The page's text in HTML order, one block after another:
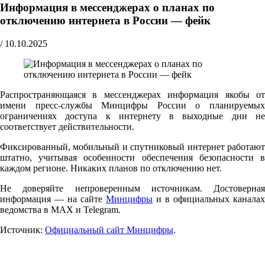
Информация в мессенджерах о планах по
отключению интернета в России — фейк
/ 10.10.2025
Распространяющаяся в мессенджерах информация якобы от
имени пресс-службы Минцифры России о планируемых
ограничениях доступа к интернету в выходные дни не
соответствует действительности.
Фиксированный, мобильный и спутниковый интернет работают
штатно, учитывая особенности обеспечения безопасности в
каждом регионе. Никаких планов по отключению нет.
Не доверяйте непроверенным источникам. Достоверная
информация — на сайте Минцифры и в официальных каналах
ведомства в MAX и Telegram.
Источник: Официальный сайт Минцифры.